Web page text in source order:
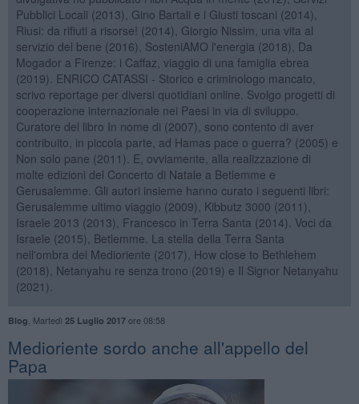
Pubblici Locali (2013), Gino Bartali e i Giusti toscani (2014),
Riusi: da rifiuti a risorse! (2014), Giorgio Nissim, una vita al
servizio del bene (2016), SosteniAMO l'energia (2018), Da
Mogador a Firenze: i Caffaz, viaggio di una famiglia ebrea
(2019). ENRICO CATASSI - Storico e criminologo mancato,
scrivo reportage per diversi quotidiani online. Svolgo progetti di
cooperazione internazionale nei Paesi in via di sviluppo.
Curatore del libro In nome di (2007), sono contento di aver
contribuito, in piccola parte, ad Hamas pace o guerra? (2005) e
Non solo pane (2011). E, ovviamente, alla realizzazione di
molte edizioni del Concerto di Natale a Betlemme e
Gerusalemme. Gli autori insieme hanno curato i seguenti libri:
Gerusalemme ultimo viaggio (2009), Kibbutz 3000 (2011),
Israele 2013 (2013), Francesco in Terra Santa (2014). Voci da
Israele (2015), Betlemme. La stella della Terra Santa
nell'ombra del Medioriente (2017), How close to Bethlehem
(2018), Netanyahu re senza trono (2019) e Il Signor Netanyahu
(2021).
Blog Martedì 25 Luglio 2017ore 08:58
Medioriente sordo anche all'appello del
Papa